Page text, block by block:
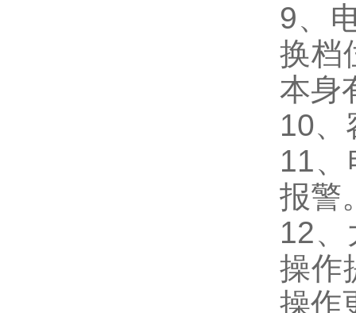
9、
换档
本身
10、
11
报警
12
操作
操作